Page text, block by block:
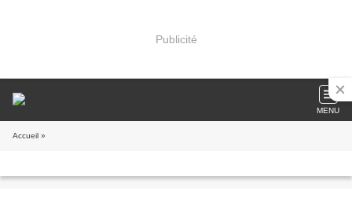
Publicité
MENU
Accueil »